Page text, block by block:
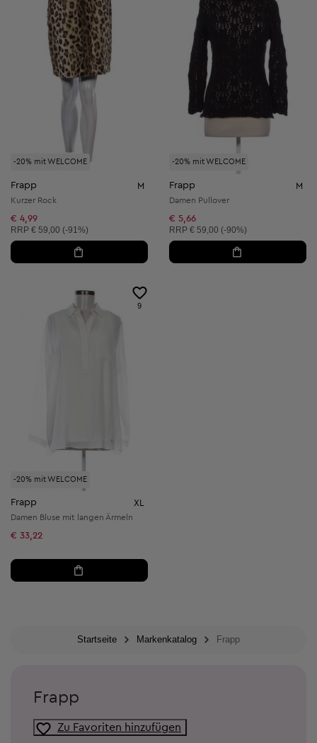
-20% mit WELCOME
Frapp M
Kurzer Rock
€ 4,99
Unverbindliche Preisempfehlung:
RRP € 59,00 (-91%)
-20% mit WELCOME
Frapp M
Damen Pullover
€ 5,66
Unverbindliche Preisempfehlung:
RRP € 59,00 (-90%)
-20% mit WELCOME
9
Frapp XL
Damen Bluse mit langen Ärmeln
€ 33,22
Startseite Markenkatalog Frapp
Frapp
Zu Favoriten hinzufügen